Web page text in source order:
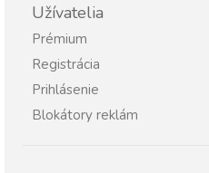
Užívatelia
Prémium
Registrácia
Prihlásenie
Blokátory reklám